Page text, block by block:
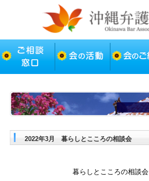
2022年3月 暮らしとこころの相談会
暮らしとこころの相談会